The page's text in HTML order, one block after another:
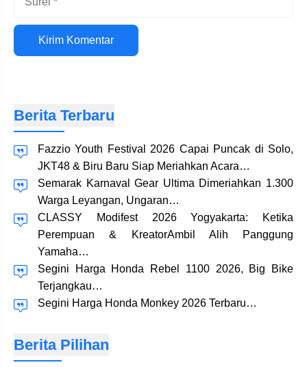
Situs
web
Berita Terbaru
Fazzio Youth Festival 2026 Capai Puncak di Solo,
JKT48 & Biru Baru Siap Meriahkan Acara…
Semarak Karnaval Gear Ultima Dimeriahkan 1.300
Warga Leyangan, Ungaran…
CLASSY Modifest 2026 Yogyakarta: Ketika
Perempuan & KreatorAmbil Alih Panggung
Yamaha…
Segini Harga Honda Rebel 1100 2026, Big Bike
Terjangkau…
Segini Harga Honda Monkey 2026 Terbaru…
Berita Pilihan